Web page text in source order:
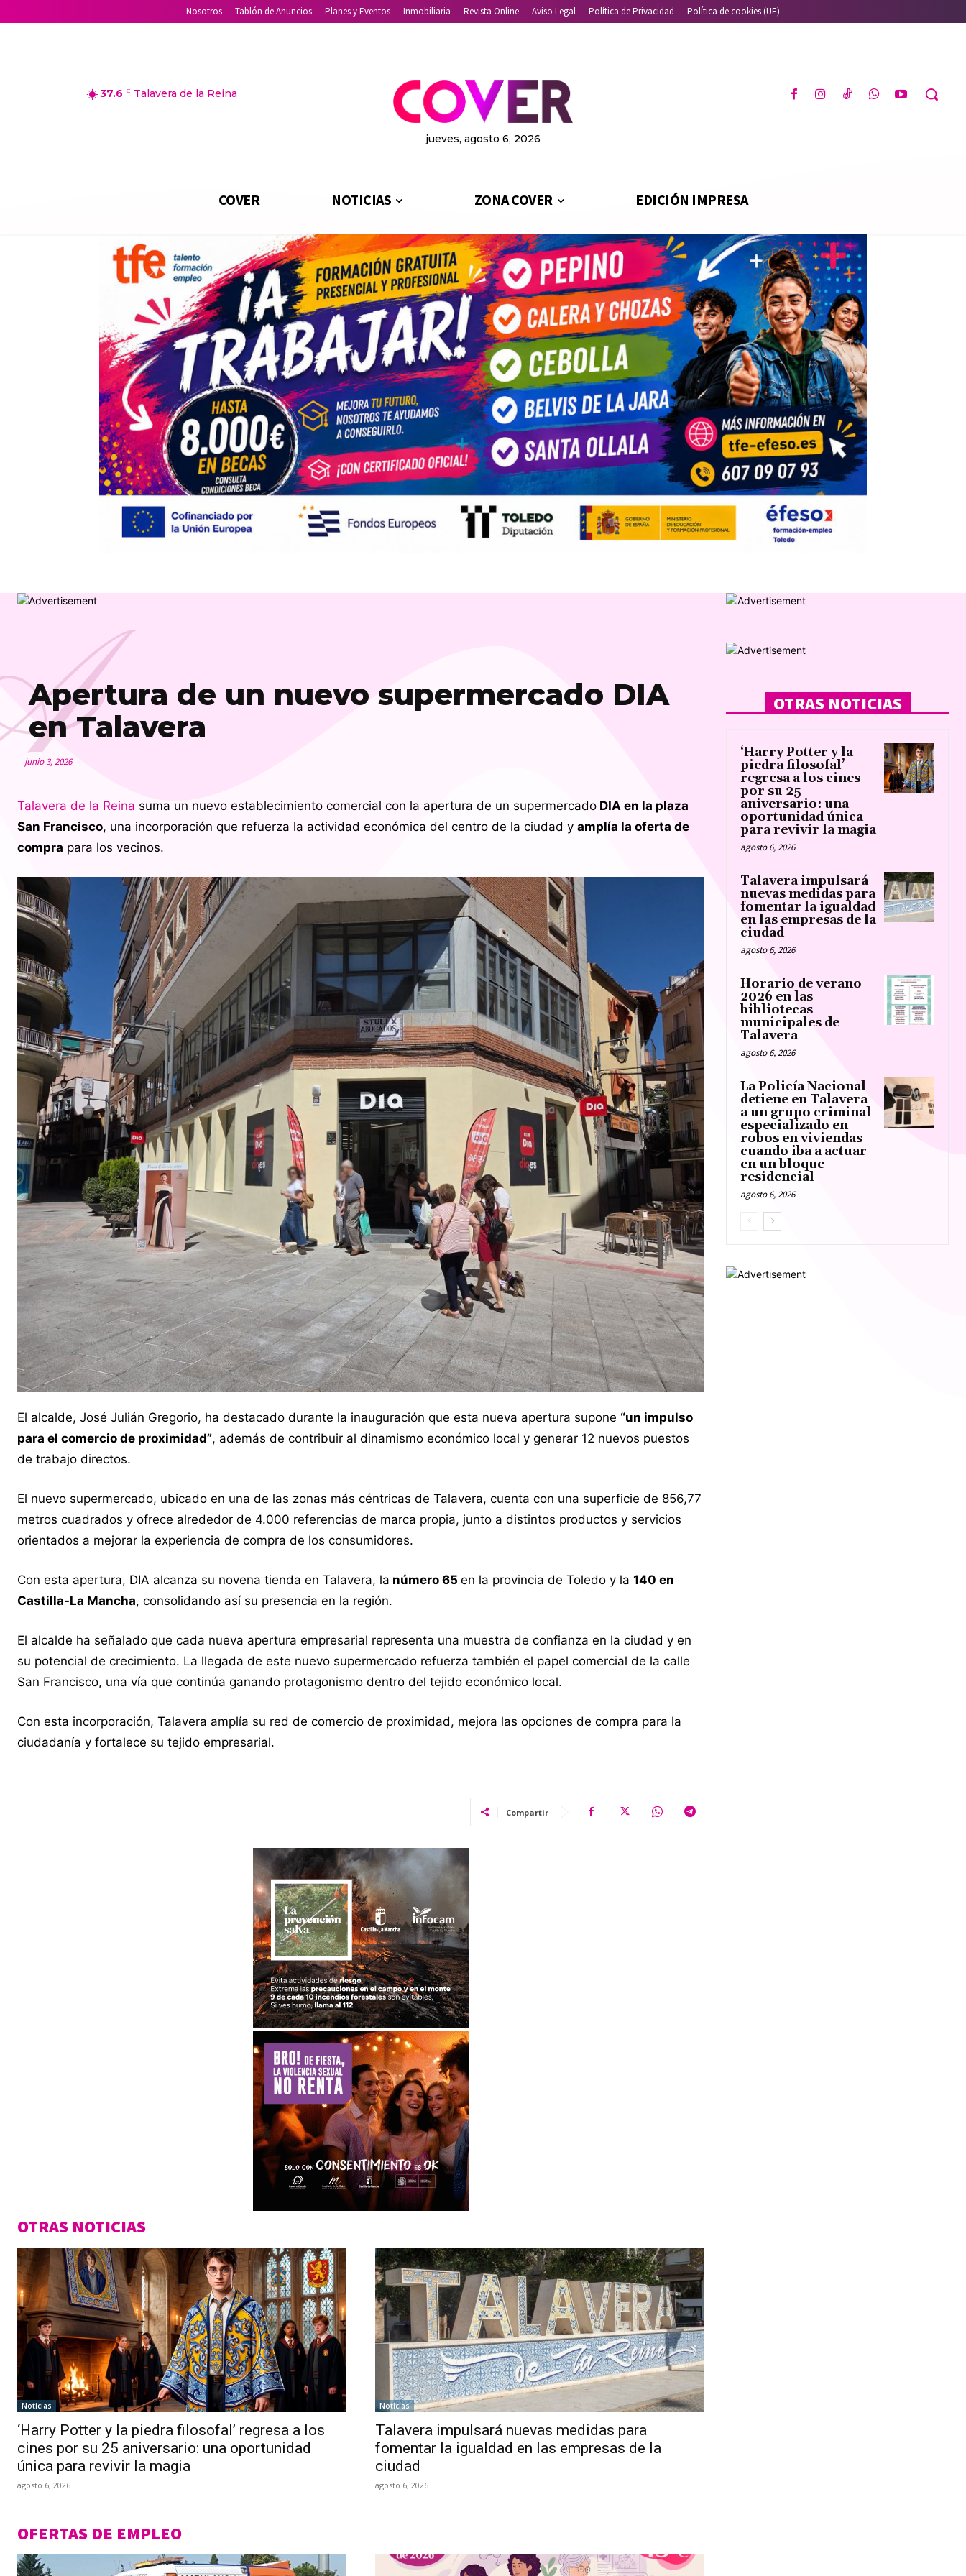
Nosotros Tablón de Anuncios Planes y Eventos Inmobiliaria Revista Online Aviso Legal Política de Privacidad Política de cookies (UE)
37.6 C Talavera de la Reina
jueves, agosto 6, 2026
COVER NOTICIAS ZONA COVER EDICIÓN IMPRESA
Apertura de un nuevo supermercado DIA
en Talavera
junio 3, 2026
Talavera de la Reina suma un nuevo establecimiento comercial con la apertura de un supermercado DIA en la plaza
San Francisco, una incorporación que refuerza la actividad económica del centro de la ciudad y amplía la oferta de
compra para los vecinos.
El alcalde, José Julián Gregorio, ha destacado durante la inauguración que esta nueva apertura supone “un impulso
para el comercio de proximidad”, además de contribuir al dinamismo económico local y generar 12 nuevos puestos
de trabajo directos.
El nuevo supermercado, ubicado en una de las zonas más céntricas de Talavera, cuenta con una superficie de 856,77
metros cuadrados y ofrece alrededor de 4.000 referencias de marca propia, junto a distintos productos y servicios
orientados a mejorar la experiencia de compra de los consumidores.
Con esta apertura, DIA alcanza su novena tienda en Talavera, la número 65 en la provincia de Toledo y la 140 en
Castilla-La Mancha, consolidando así su presencia en la región.
El alcalde ha señalado que cada nueva apertura empresarial representa una muestra de confianza en la ciudad y en
su potencial de crecimiento. La llegada de este nuevo supermercado refuerza también el papel comercial de la calle
San Francisco, una vía que continúa ganando protagonismo dentro del tejido económico local.
Con esta incorporación, Talavera amplía su red de comercio de proximidad, mejora las opciones de compra para la
ciudadanía y fortalece su tejido empresarial.
Compartir
OTRAS NOTICIAS
Noticias
‘Harry Potter y la piedra filosofal’ regresa a los
cines por su 25 aniversario: una oportunidad
única para revivir la magia
agosto 6, 2026
Noticias
Talavera impulsará nuevas medidas para
fomentar la igualdad en las empresas de la
ciudad
agosto 6, 2026
OFERTAS DE EMPLEO
OTRAS NOTICIAS
‘Harry Potter y la
piedra filosofal’
regresa a los cines
por su 25
aniversario: una
oportunidad única
para revivir la magia
agosto 6, 2026
Talavera impulsará
nuevas medidas para
fomentar la igualdad
en las empresas de la
ciudad
agosto 6, 2026
Horario de verano
2026 en las
bibliotecas
municipales de
Talavera
agosto 6, 2026
La Policía Nacional
detiene en Talavera
a un grupo criminal
especializado en
robos en viviendas
cuando iba a actuar
en un bloque
residencial
agosto 6, 2026